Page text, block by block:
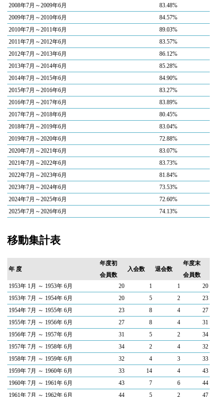
2008年7月～2009年6月
83.48%
2009年7月～2010年6月
84.57%
2010年7月～2011年6月
89.03%
2011年7月～2012年6月
83.57%
2012年7月～2013年6月
86.12%
2013年7月～2014年6月
85.28%
2014年7月～2015年6月
84.90%
2015年7月～2016年6月
83.27%
2016年7月～2017年6月
83.89%
2017年7月～2018年6月
80.45%
2018年7月～2019年6月
83.04%
2019年7月～2020年6月
72.88%
2020年7月～2021年6月
83.07%
2021年7月～2022年6月
83.73%
2022年7月～2023年6月
81.84%
2023年7月～2024年6月
73.53%
2024年7月～2025年6月
72.60%
2025年7月～2026年6月
74.13%
移動集計表
年 度
年度初
会員数
入会数 退会数
年度末
会員数
1953年 1月 ～ 1953年 6月
20 1 1
20
1953年 7月 ～ 1954年 6月
20 5 2
23
1954年 7月 ～ 1955年 6月
23 8 4
27
1955年 7月 ～ 1956年 6月
27 8 4
31
1956年 7月 ～ 1957年 6月
31 5 2
34
1957年 7月 ～ 1958年 6月
34 2 4
32
1958年 7月 ～ 1959年 6月
32 4 3
33
1959年 7月 ～ 1960年 6月
33 14 4
43
1960年 7月 ～ 1961年 6月
43 7 6
44
1961年 7月 ～ 1962年 6月
44 5 2 47